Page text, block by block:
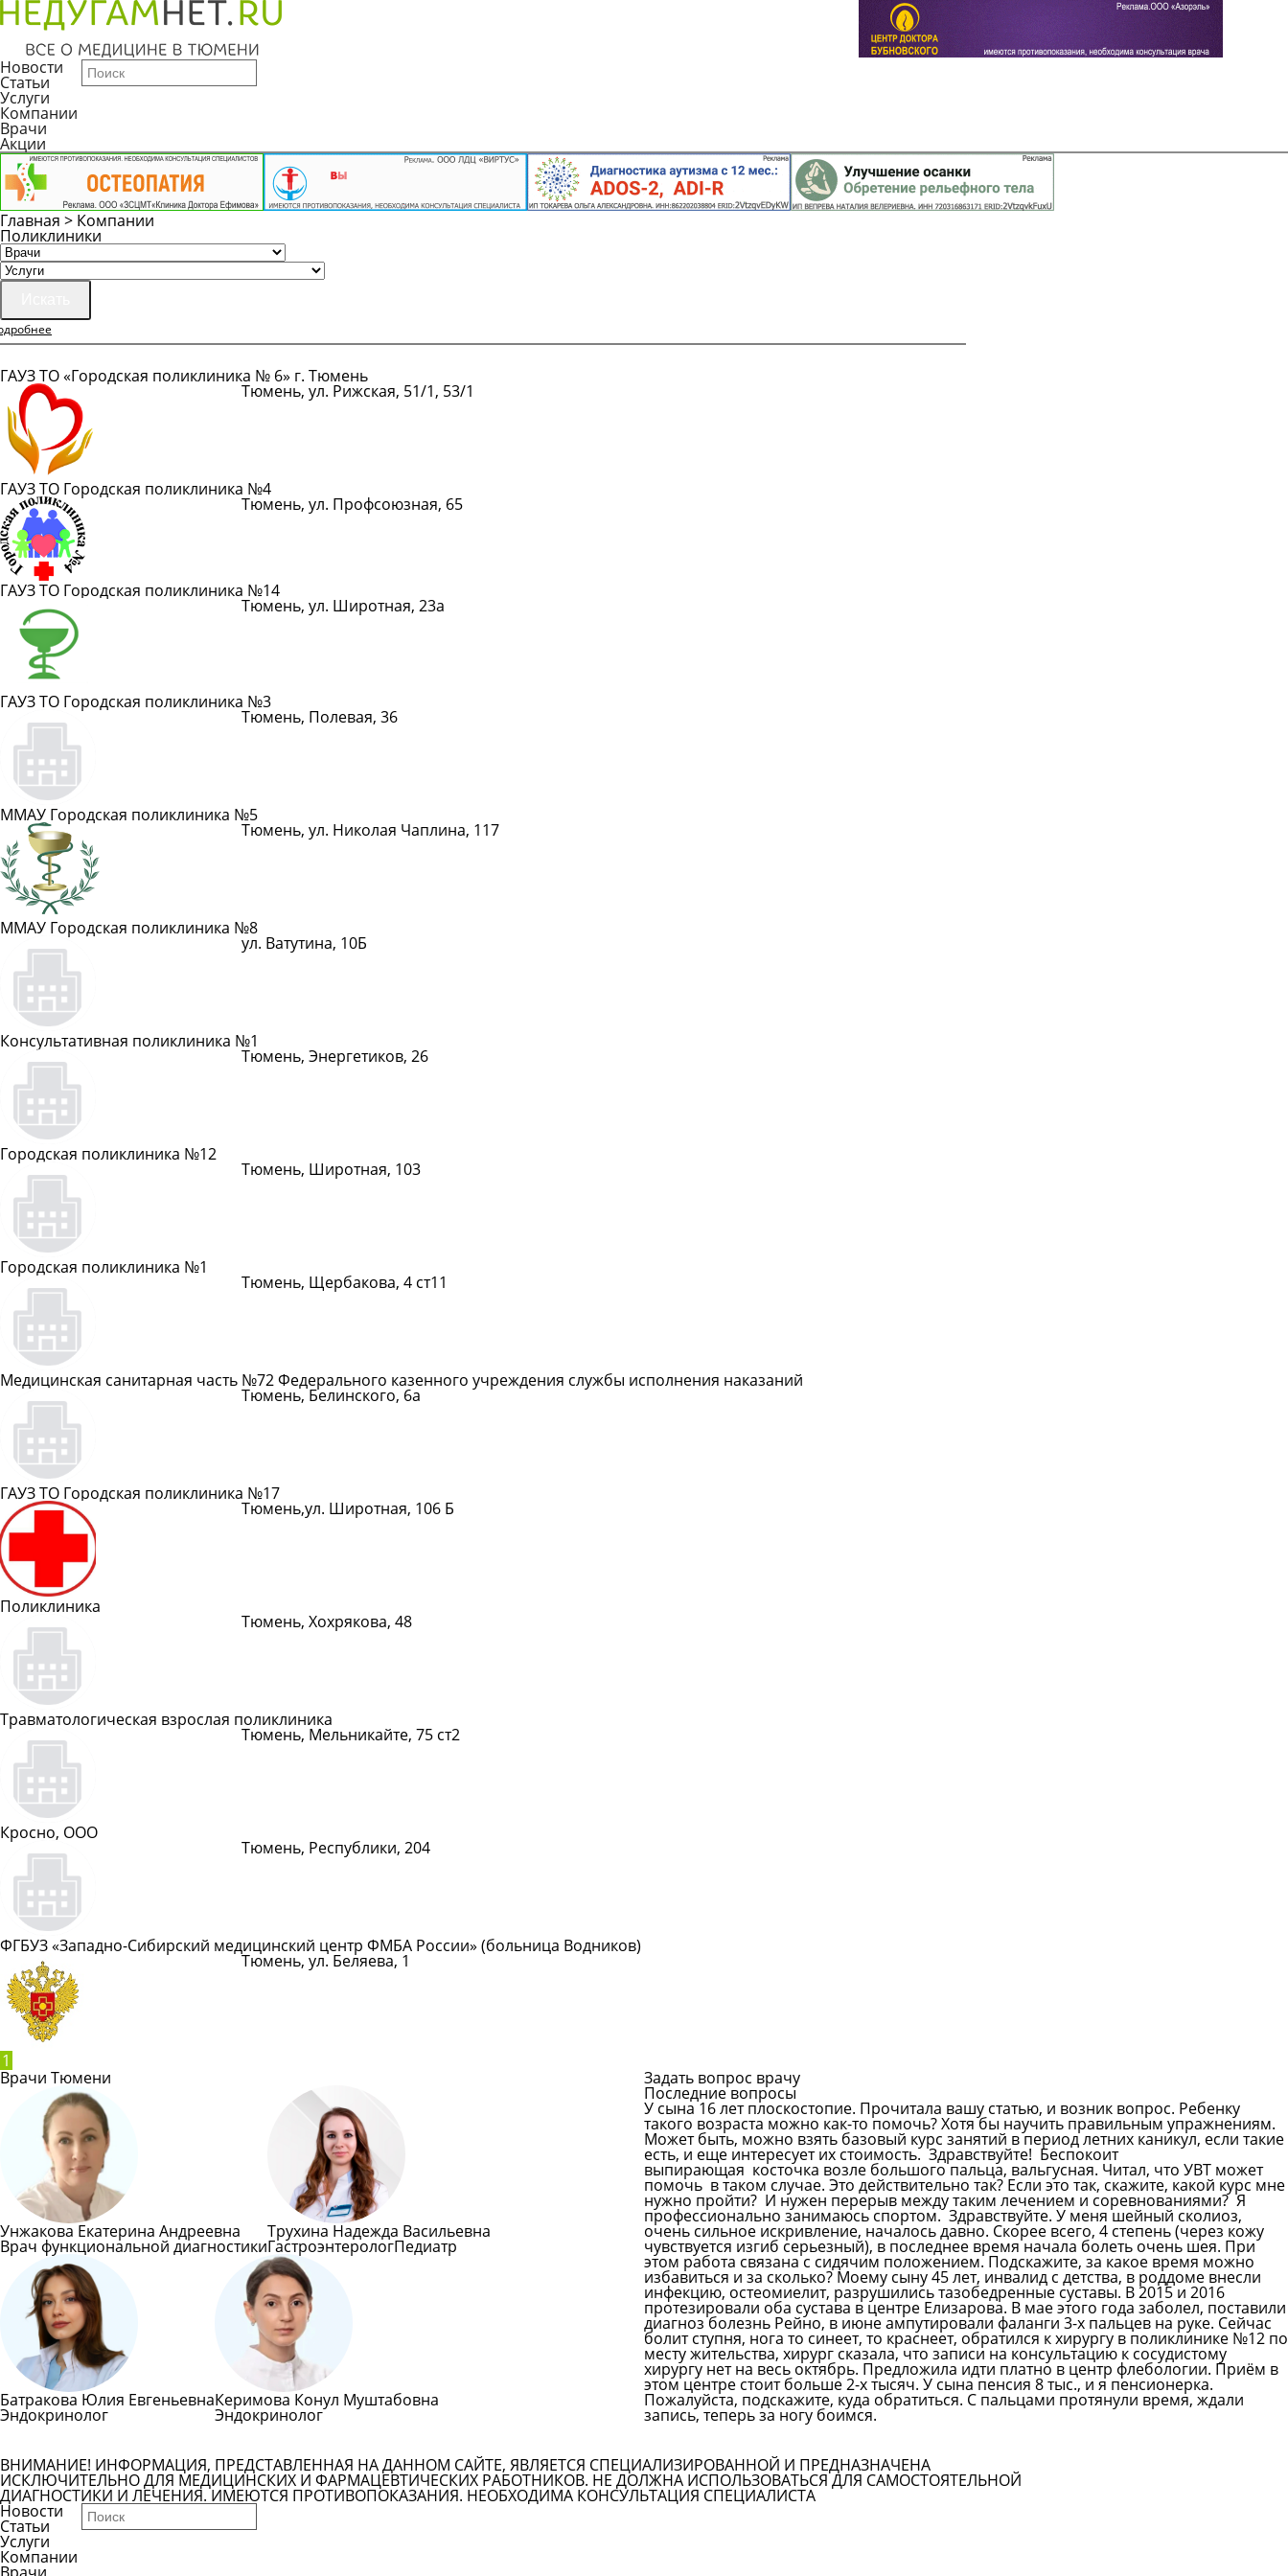
Новости
Статьи
Услуги
Компании
Врачи
Акции
Главная > Компании
Поликлиники
ГАУЗ ТО «Городская поликлиника № 6» г. Тюмень
Тюмень, ул. Рижская, 51/1, 53/1
ГАУЗ ТО Городская поликлиника №4
Тюмень, ул. Профсоюзная, 65
ГАУЗ ТО Городская поликлиника №14
Тюмень, ул. Широтная, 23а
ГАУЗ ТО Городская поликлиника №3
Тюмень, Полевая, 36
ММАУ Городская поликлиника №5
Тюмень, ул. Николая Чаплина, 117
ММАУ Городская поликлиника №8
ул. Ватутина, 10Б
Консультативная поликлиника №1
Тюмень, Энергетиков, 26
Городская поликлиника №12
Тюмень, Широтная, 103
Городская поликлиника №1
Тюмень, Щербакова, 4 ст11
Медицинская санитарная часть №72 Федерального казенного учреждения службы исполнения наказаний
Тюмень, Белинского, 6а
ГАУЗ ТО Городская поликлиника №17
Тюмень,ул. Широтная, 106 Б
Поликлиника
Тюмень, Хохрякова, 48
Травматологическая взрослая поликлиника
Тюмень, Мельникайте, 75 ст2
Кросно, ООО
Тюмень, Республики, 204
ФГБУЗ «Западно-Сибирский медицинский центр ФМБА России» (больница Водников)
Тюмень, ул. Беляева, 1
1
Врачи Тюмени
Унжакова Екатерина Андреевна
Врач функциональной диагностики
Трухина Надежда Васильевна
ГастроэнтерологПедиатр
Батракова Юлия Евгеньевна
Эндокринолог
Керимова Конул Муштабовна
Эндокринолог
Задать вопрос врачу
Последние вопросы
У сына 16 лет плоскостопие. Прочитала вашу статью, и возник вопрос. Ребенку
такого возраста можно как-то помочь? Хотя бы научить правильным упражнениям.
Может быть, можно взять базовый курс занятий в период летних каникул, если такие
есть, и еще интересует их стоимость.Здравствуйте! Беспокоит
выпирающая косточка возле большого пальца, вальгусная. Читал, что УВТ может
помочь в таком случае. Это действительно так? Если это так, скажите, какой курс мне
нужно пройти? И нужен перерыв между таким лечением и соревнованиями? Я
профессионально занимаюсь спортом.Здравствуйте. У меня шейный сколиоз,
очень сильное искривление, началось давно. Скорее всего, 4 степень (через кожу
чувствуется изгиб серьезный), в последнее время начала болеть очень шея. При
этом работа связана с сидячим положением. Подскажите, за какое время можно
избавиться и за сколько?Моему сыну 45 лет, инвалид с детства, в роддоме внесли
инфекцию, остеомиелит, разрушились тазобедренные суставы. В 2015 и 2016
протезировали оба сустава в центре Елизарова. В мае этого года заболел, поставили
диагноз болезнь Рейно, в июне ампутировали фаланги 3-х пальцев на руке. Сейчас
болит ступня, нога то синеет, то краснеет, обратился к хирургу в поликлинике №12 по
месту жительства, хирург сказала, что записи на консультацию к сосудистому
хирургу нет на весь октябрь. Предложила идти платно в центр флебологии. Приём в
этом центре стоит больше 2-х тысяч. У сына пенсия 8 тыс., и я пенсионерка.
Пожалуйста, подскажите, куда обратиться. С пальцами протянули время, ждали
запись, теперь за ногу боимся.
ВНИМАНИЕ! ИНФОРМАЦИЯ, ПРЕДСТАВЛЕННАЯ НА ДАННОМ САЙТЕ, ЯВЛЯЕТСЯ СПЕЦИАЛИЗИРОВАННОЙ И ПРЕДНАЗНАЧЕНА
ИСКЛЮЧИТЕЛЬНО ДЛЯ МЕДИЦИНСКИХ И ФАРМАЦЕВТИЧЕСКИХ РАБОТНИКОВ. НЕ ДОЛЖНА ИСПОЛЬЗОВАТЬСЯ ДЛЯ САМОСТОЯТЕЛЬНОЙ
ДИАГНОСТИКИ И ЛЕЧЕНИЯ. ИМЕЮТСЯ ПРОТИВОПОКАЗАНИЯ. НЕОБХОДИМА КОНСУЛЬТАЦИЯ СПЕЦИАЛИСТА
Новости
Статьи
Услуги
Компании